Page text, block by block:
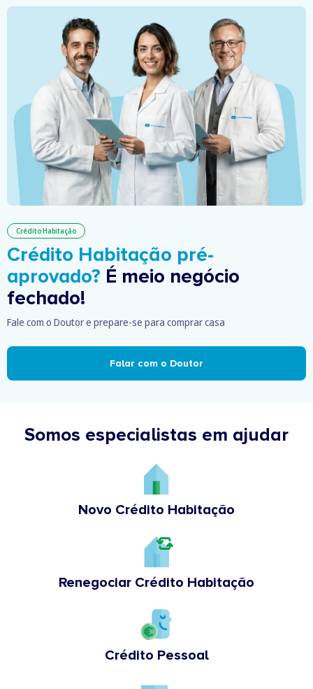
Crédito Habitação
Crédito Habitação pré-
aprovado? É meio negócio
fechado!
Fale com o Doutor e prepare-se para comprar casa
Falar com o Doutor
Somos especialistas em ajudar
Novo Crédito Habitação
Renegociar Crédito Habitação
Crédito Pessoal